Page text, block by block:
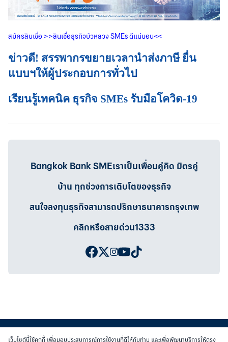
สมัครสินเชื่อ >>สินเชื่อธุรกิจบัวหลวงSMEsดีแน่นอน<<
ข่าวดี! สรรพากรขยายเวลานำส่งภาษี ยื่น
แบบฯให้ผู้ประกอบการทั่วไป
เรียนรู้เทคนิค ธุรกิจ SMEs รับมือโควิด-19
Bangkok Bank SMEเราเป็นเพื่อนคู่คิด มิตรคู่
บ้าน ทุกช่วงการเติบโตของธุรกิจ
สนใจลงทุนธุรกิจสามารถปรึกษาธนาคารกรุงเทพ
คลิกหรือสายด่วน1333
เว็บไซต์นี้ใช้คุกกี้ เพื่อมอบประสบการณ์การใช้งานที่ดีให้กับท่าน และเพื่อพัฒนาบริการให้ตรง